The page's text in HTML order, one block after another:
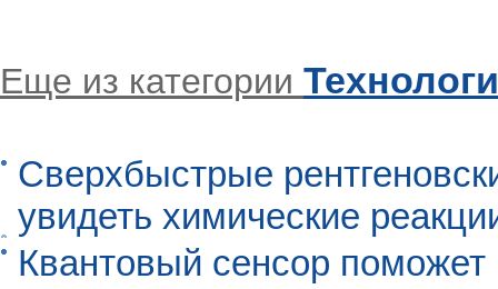
Еще из категории
Сверхбыстрые
увидеть химические
Квантовый сенсор